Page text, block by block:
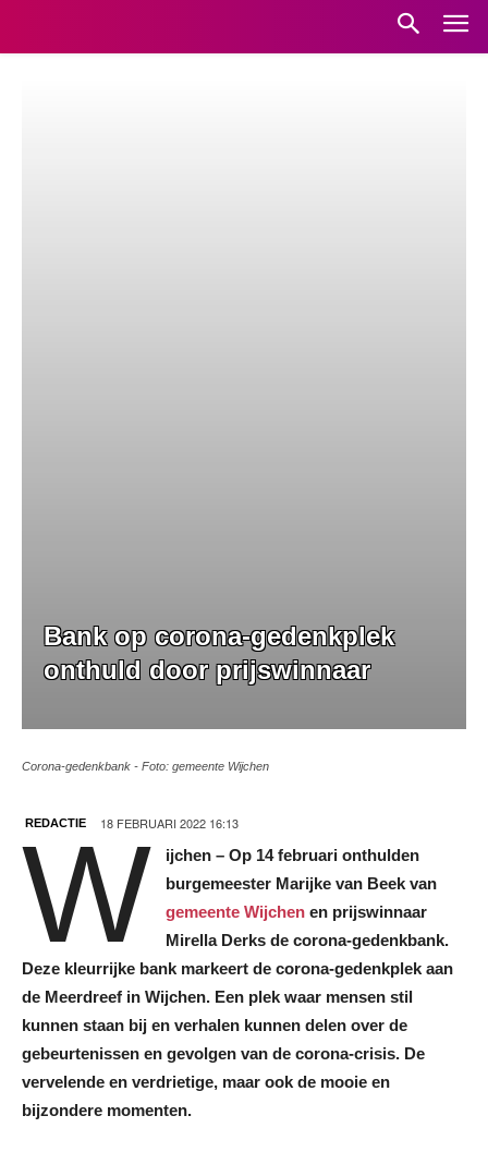
Bank op corona-gedenkplek
onthuld door prijswinnaar
Corona-gedenkbank - Foto: gemeente Wijchen
REDACTIE 18 FEBRUARI 2022 16:13
W
ijchen – Op 14 februari onthulden
burgemeester Marijke van Beek van
gemeente Wijchen en prijswinnaar
Mirella Derks de corona-gedenkbank.
Deze kleurrijke bank markeert de corona-gedenkplek aan
de Meerdreef in Wijchen. Een plek waar mensen stil
kunnen staan bij en verhalen kunnen delen over de
gebeurtenissen en gevolgen van de corona-crisis. De
vervelende en verdrietige, maar ook de mooie en
bijzondere momenten.